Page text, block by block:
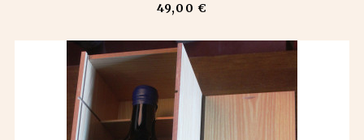
49,00 €